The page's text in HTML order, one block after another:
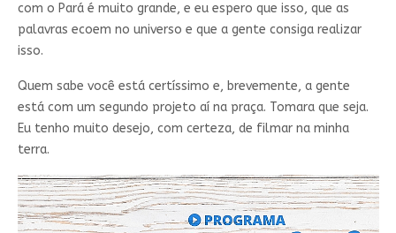
com o Pará é muito grande, e eu espero que isso, que as
palavras ecoem no universo e que a gente consiga realizar
isso.
Quem sabe você está certíssimo e, brevemente, a gente
está com um segundo projeto aí na praça. Tomara que seja.
Eu tenho muito desejo, com certeza, de filmar na minha
terra.